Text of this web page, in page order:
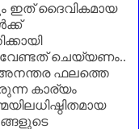
ഇത് ദൈവികമായ
വേണ്ടത് ചെയ്യണം..
അനന്തര ഫലത്തെ
കാര്യം